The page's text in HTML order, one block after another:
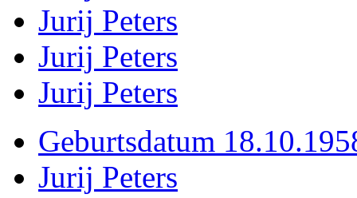
Jurij Peters
Jurij Peters
Jurij Peters
Geburtsdatum
Jurij Peters